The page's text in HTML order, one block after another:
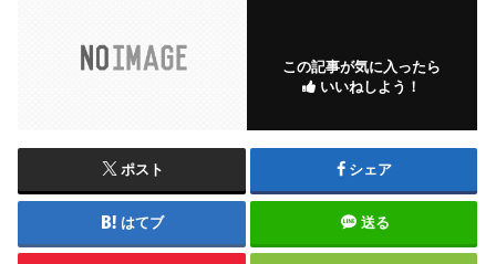
この記事が気に入ったら
いいねしよう！
ポスト シェア
はてブ 送る